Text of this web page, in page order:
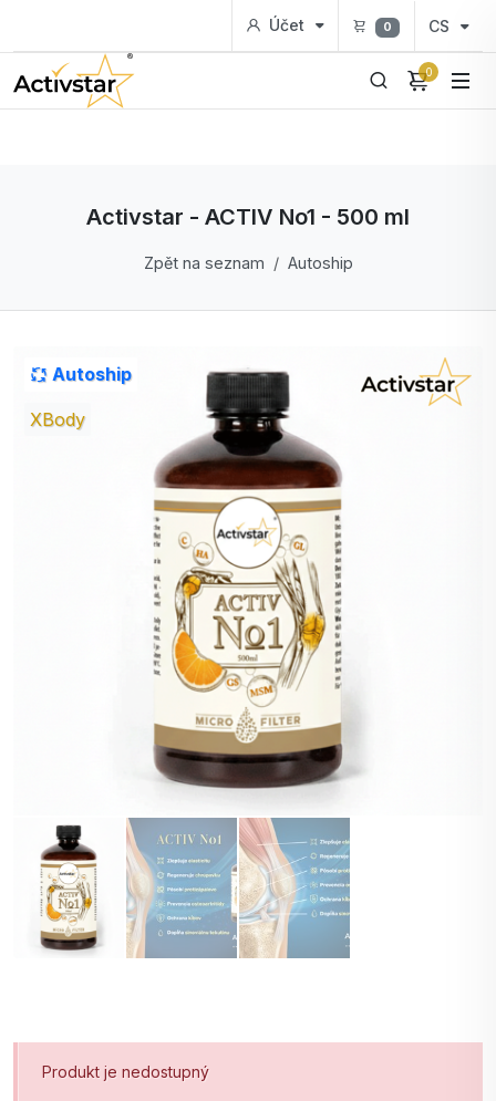
Účet 0 CS
0
Activstar - ACTIV No1 - 500 ml
Zpět na seznam Autoship
Autoship
XBody
Produkt je nedostupný